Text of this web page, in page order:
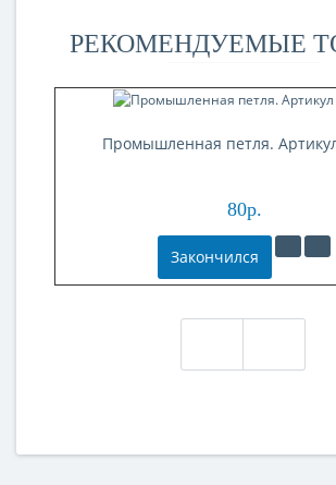
РЕКОМЕНДУЕМЫЕ
Промышленная петля.
80р.
Закончился